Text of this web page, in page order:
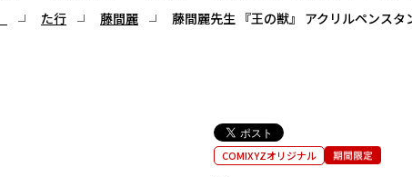
た行 藤間麗 藤間麗先生 『王の獣』 アクリルペンスタ
COMIXYZオリジナル